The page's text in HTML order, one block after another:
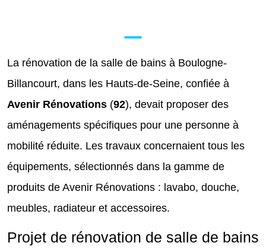
La rénovation de la salle de bains à Boulogne-
Billancourt, dans les Hauts-de-Seine, confiée à
Avenir Rénovations (92), devait proposer des
aménagements spécifiques pour une personne à
mobilité réduite. Les travaux concernaient tous les
équipements, sélectionnés dans la gamme de
produits de Avenir Rénovations : lavabo, douche,
meubles, radiateur et accessoires.
Projet de rénovation de salle de bains